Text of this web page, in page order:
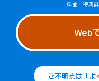
料金 ・ 特典
Web
ご不明点は「